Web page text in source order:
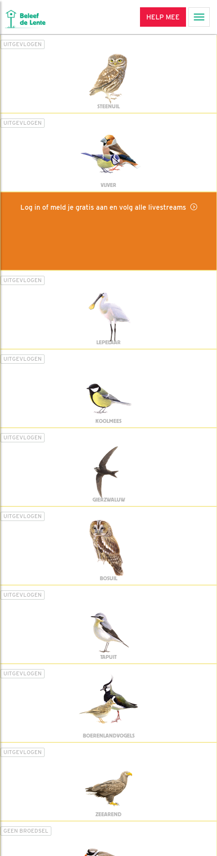
HELP MEE
UITGEVLOGEN
STEENUIL
UITGEVLOGEN
VIJVER
Log in of meld je gratis aan en volg alle livestreams
UITGEVLOGEN
LEPELAAR
UITGEVLOGEN
KOOLMEES
UITGEVLOGEN
GIERZWALUW
UITGEVLOGEN
BOSUIL
UITGEVLOGEN
TAPUIT
UITGEVLOGEN
BOERENLANDVOGELS
UITGEVLOGEN
ZEEAREND
GEEN BROEDSEL